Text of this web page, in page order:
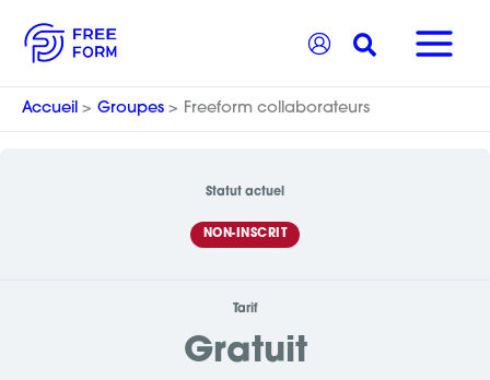
contenu
Accueil Groupes Freeform collaborateurs
Statut actuel
NON-INSCRIT
Tarif
Gratuit